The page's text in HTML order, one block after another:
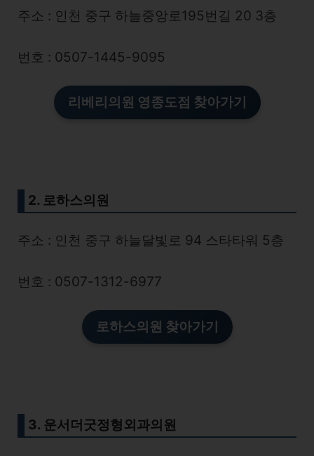
주소 : 인천 중구 하늘중앙로195번길 20 3층
번호 : 0507-1445-9095
리베리의원 영종도점 찾아가기
2. 로하스의원
주소 : 인천 중구 하늘달빛로 94 스타타워 5층
번호 : 0507-1312-6977
로하스의원 찾아가기
3. 운서더굿정형외과의원